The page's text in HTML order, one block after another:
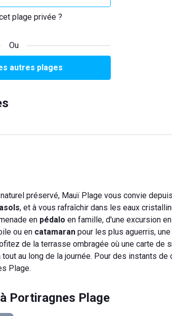
plage privée ?
Ou
autres plages
préservé, Mauï Plage vous convie
, et à vous rafraîchir dans les eaux
en pédalo en famille, d'une excursion en
ou en catamaran pour les plus aguerris,
de la terrasse ombragée où une carte
au long de la journée. Pour des instants
Plage.
Portiragnes Plage